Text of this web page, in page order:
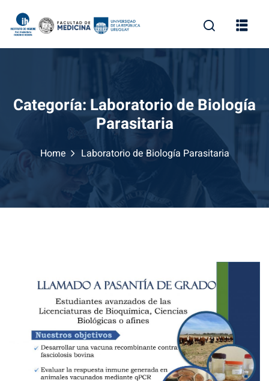
content
Categoría: Laboratorio de Biología
Parasitaria
Home Laboratorio de Biología Parasitaria